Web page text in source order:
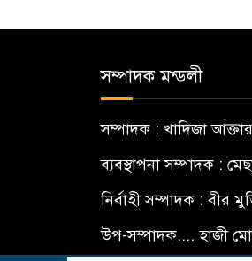
সম্পাদক মন্ডলী
সম্পাদক : খাদিজা আক্তার
ব্যবস্থাপনা সম্পাদক :
নির্বাহী সম্পাদক : বীর
উপ-সম্পাদক.... হাজী